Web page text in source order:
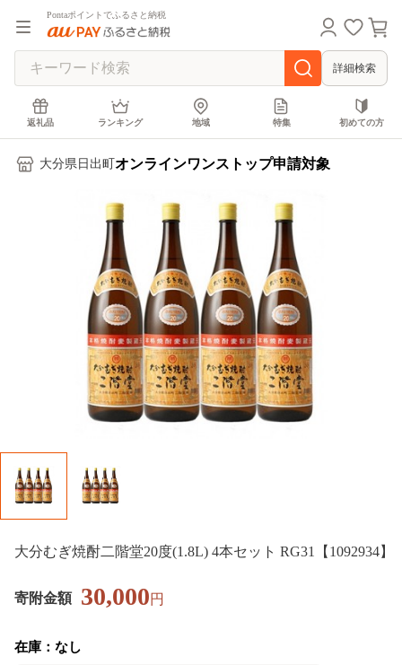
Pontaポイントでふるさと納税
詳細検索
返礼品 ランキング 地域 特集 初めての方
大分県日出町 オンラインワンストップ申請対象
大分むぎ焼酎二階堂20度(1.8L) 4本セット RG31【1092934】
寄附金額 30,000円
在庫：なし